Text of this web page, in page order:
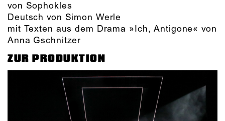
von Sophokles
Deutsch von Simon Werle
mit Texten aus dem Drama »Ich, Antigone« von
Anna Gschnitzer
ZUR PRODUKTION